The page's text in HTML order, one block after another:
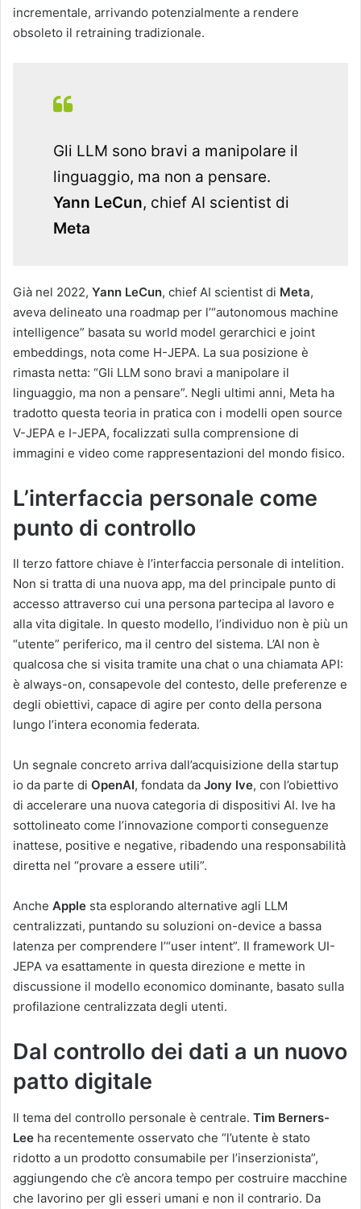
incrementale, arrivando potenzialmente a rendere
obsoleto il retraining tradizionale.
Gli LLM sono bravi a manipolare il
linguaggio, ma non a pensare.
Yann LeCun, chief AI scientist di
Meta
Già nel 2022, Yann LeCun, chief AI scientist di Meta,
aveva delineato una roadmap per l’“autonomous machine
intelligence” basata su world model gerarchici e joint
embeddings, nota come H-JEPA. La sua posizione è
rimasta netta: “Gli LLM sono bravi a manipolare il
linguaggio, ma non a pensare”. Negli ultimi anni, Meta ha
tradotto questa teoria in pratica con i modelli open source
V-JEPA e I-JEPA, focalizzati sulla comprensione di
immagini e video come rappresentazioni del mondo fisico.
L’interfaccia personale come
punto di controllo
Il terzo fattore chiave è l’interfaccia personale di intelition.
Non si tratta di una nuova app, ma del principale punto di
accesso attraverso cui una persona partecipa al lavoro e
alla vita digitale. In questo modello, l’individuo non è più un
“utente” periferico, ma il centro del sistema. L’AI non è
qualcosa che si visita tramite una chat o una chiamata API:
è always-on, consapevole del contesto, delle preferenze e
degli obiettivi, capace di agire per conto della persona
lungo l’intera economia federata.
Un segnale concreto arriva dall’acquisizione della startup
io da parte di OpenAI, fondata da Jony Ive, con l’obiettivo
di accelerare una nuova categoria di dispositivi AI. Ive ha
sottolineato come l’innovazione comporti conseguenze
inattese, positive e negative, ribadendo una responsabilità
diretta nel “provare a essere utili”.
Anche Apple sta esplorando alternative agli LLM
centralizzati, puntando su soluzioni on-device a bassa
latenza per comprendere l’“user intent”. Il framework UI-
JEPA va esattamente in questa direzione e mette in
discussione il modello economico dominante, basato sulla
profilazione centralizzata degli utenti.
Dal controllo dei dati a un nuovo
patto digitale
Il tema del controllo personale è centrale. Tim Berners-
Lee ha recentemente osservato che “l’utente è stato
ridotto a un prodotto consumabile per l’inserzionista”,
aggiungendo che c’è ancora tempo per costruire macchine
che lavorino per gli esseri umani e non il contrario. Da